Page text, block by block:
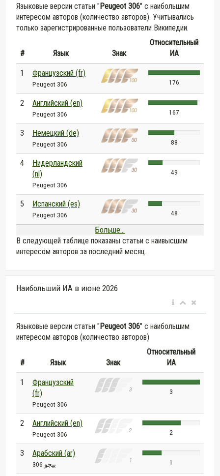
Языковые версии статьи "Peugeot 306" с наибольшим
интересом авторов (количество авторов). Учитывались
только зарегистрированные пользователи Википедии.
# Язык Знак
Относительный
ИА
1 Французский (fr)
Peugeot 306 176
2 Английский (en)
Peugeot 306 167
3 Немецкий (de)
Peugeot 306 88
4
Нидерландский
(nl)
Peugeot 306
49
5 Испанский (es)
Peugeot 306 48
Больше...
В следующей таблице показаны статьи с наивысшим
интересом авторов за последний месяц.
Наибольший ИА в июне 2026
Языковые версии статьи "Peugeot 306" с наибольшим
интересом авторов (количество авторов)
# Язык Знак
Относительный
ИА
1
Французский
(fr)
Peugeot 306
3
2 Английский (en)
Peugeot 306 2
3 Арабский (ar)
بيجو 306 1